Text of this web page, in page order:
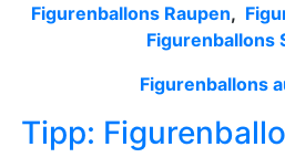
Figurenballons Raupen,
Figurenballons
Figurenballons
Tipp: